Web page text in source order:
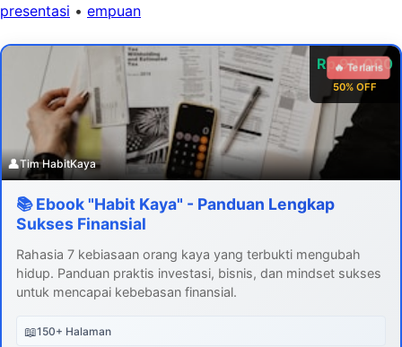
presentasi • empuan
Rp 99.000
50% OFF
🔥 Terlaris
👤Tim HabitKaya
📚 Ebook "Habit Kaya" - Panduan Lengkap
Sukses Finansial
Rahasia 7 kebiasaan orang kaya yang terbukti mengubah
hidup. Panduan praktis investasi, bisnis, dan mindset sukses
untuk mencapai kebebasan finansial.
📖150+ Halaman